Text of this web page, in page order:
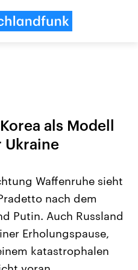
aus
USA
Aktuelle Beiträge,
Hintergründe
Wirtschaftlich und
gehören die Vereinigten
den mächtigsten Ländern
mit großem Einfluss auf
als Modell
Ukraine
Waffenruhe sieht
nach dem
Putin. Auch Russland
Erholungspause,
katastrophalen